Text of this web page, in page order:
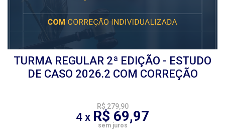
TURMA REGULAR 2ª EDIÇÃO - ESTUDO
DE CASO 2026.2 COM CORREÇÃO
R$ 279,90
4 x R$ 69,97
sem juros